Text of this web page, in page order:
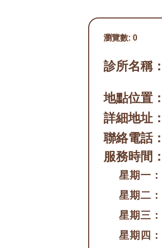
瀏覽數: 0
診所名稱：
地點位置：
詳細地址：
聯絡電話：
服務時間：
星期一：
星期二：
星期三：
星期四：